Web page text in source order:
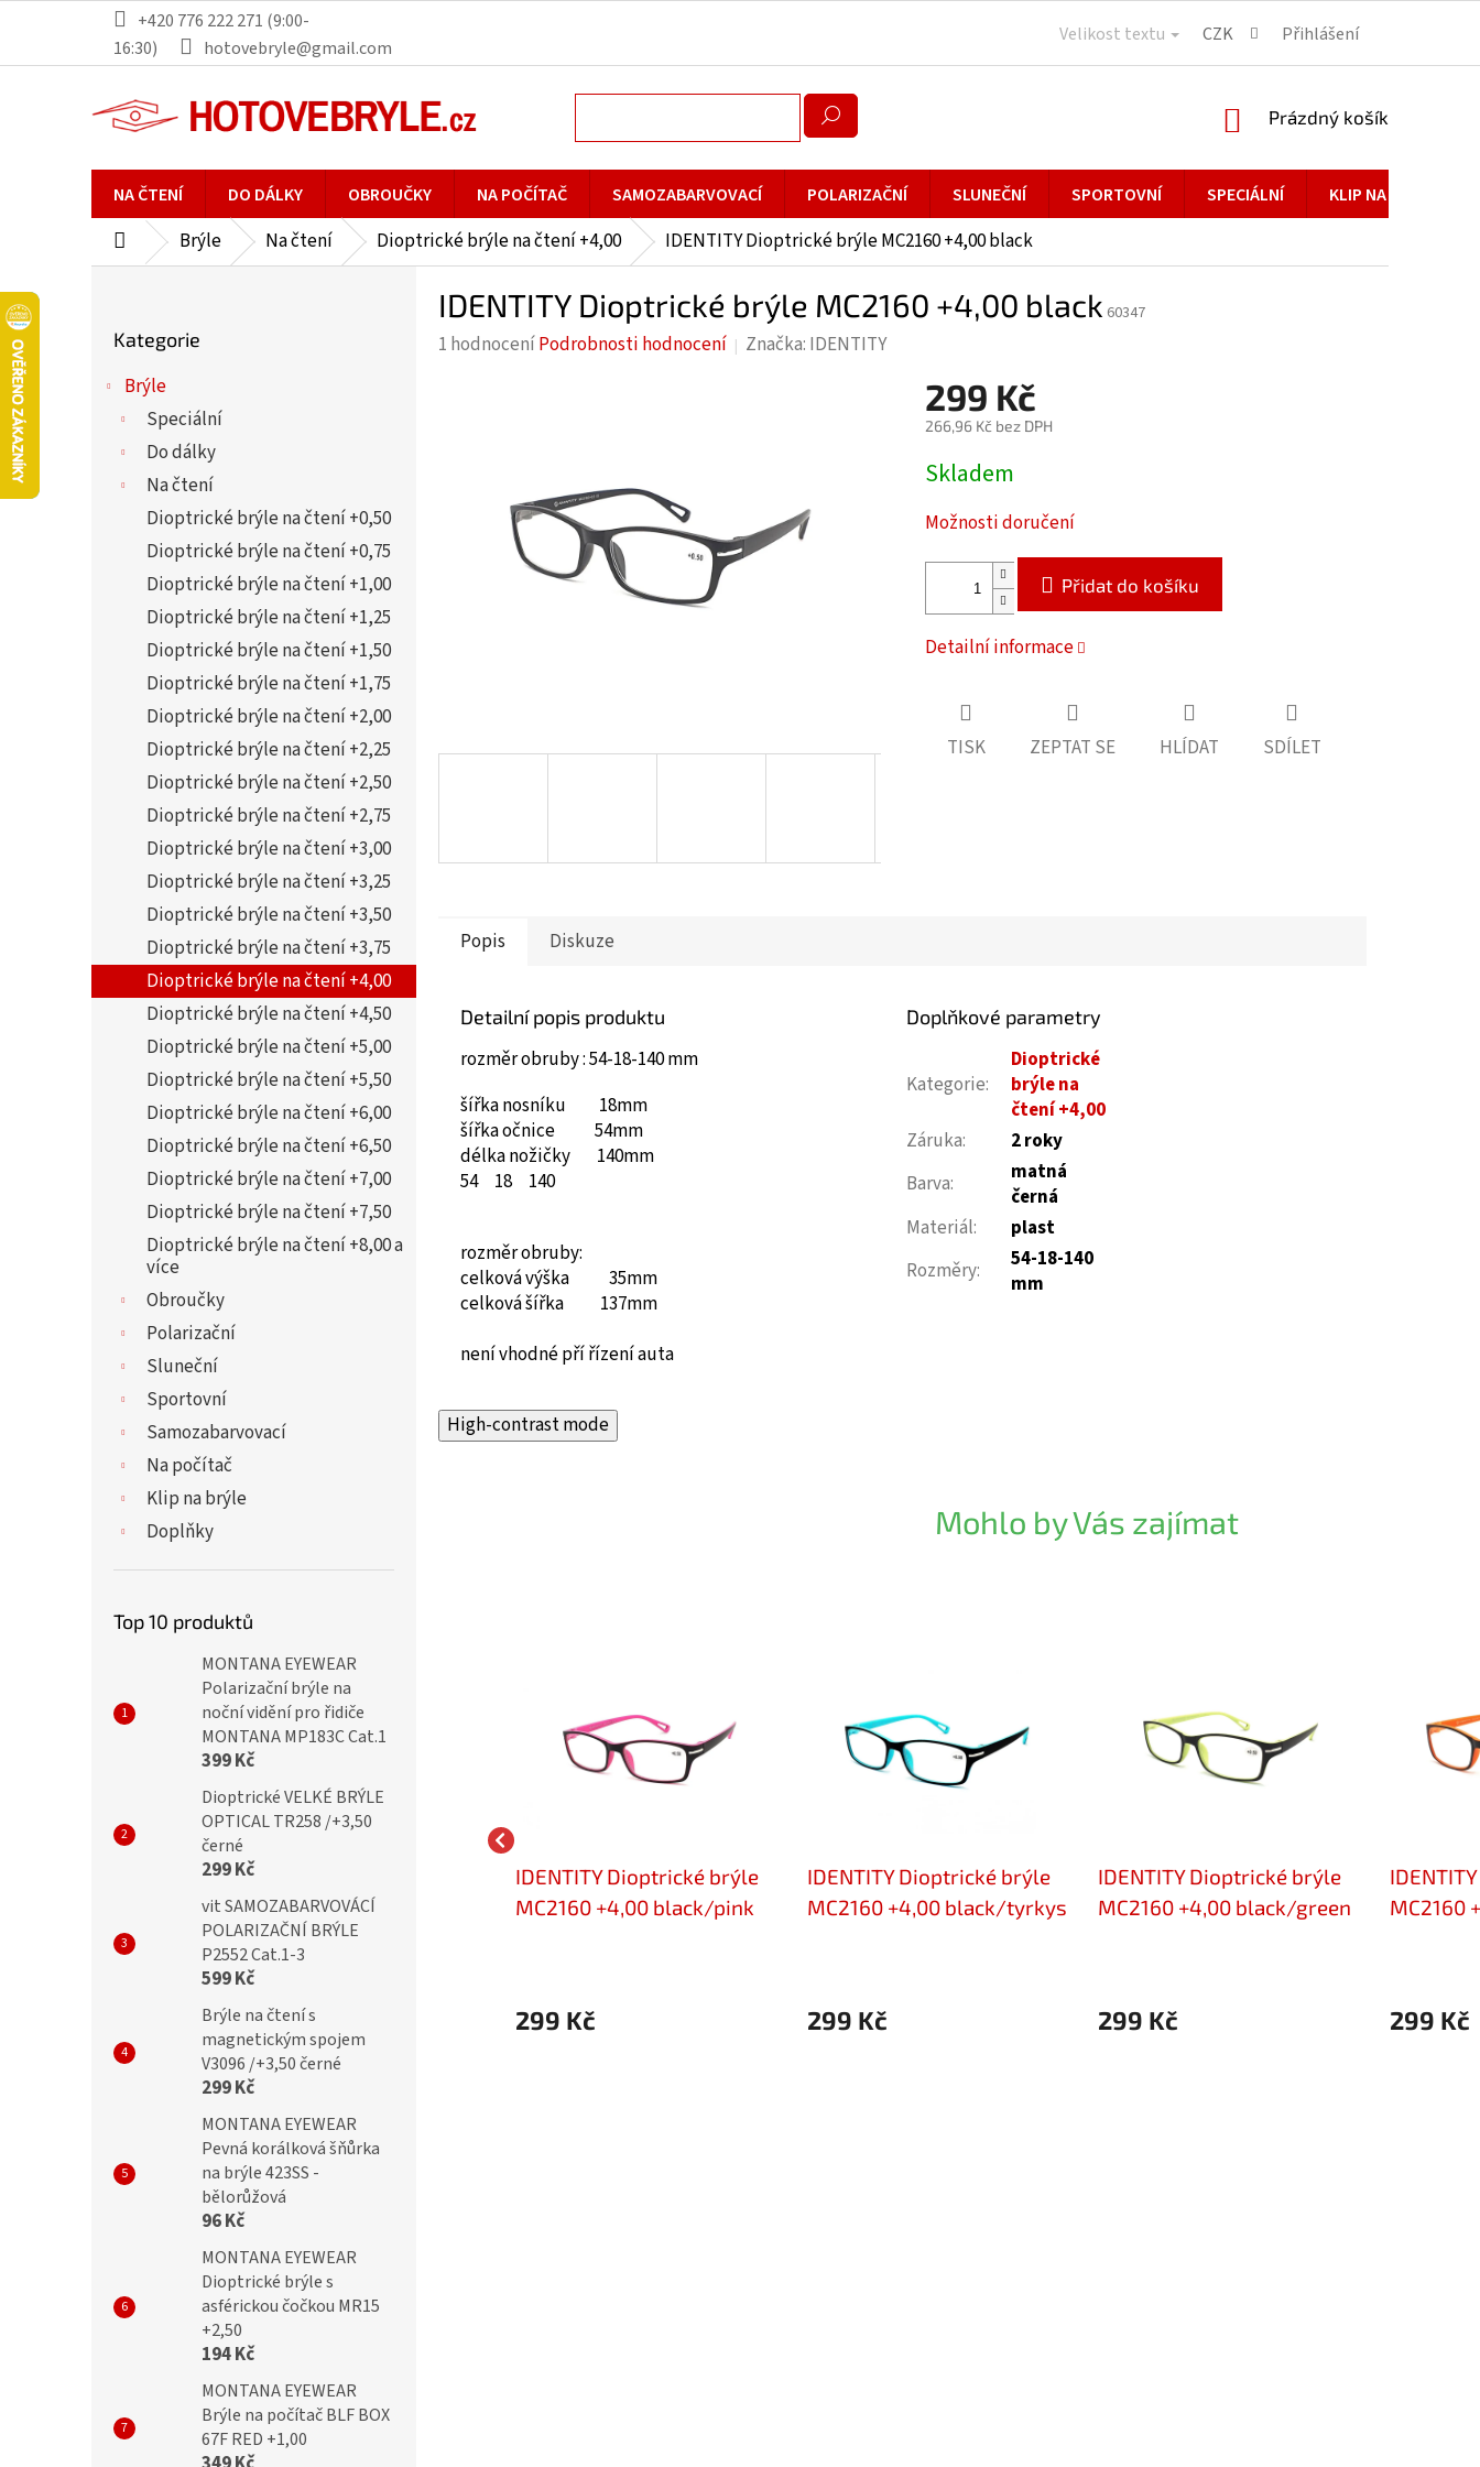
obsah
+420 776 222 271 (9:00-
16:30)
hotovebryle@gmail.com
Velikost textu CZK Přihlášení
NÁKUPNÍ
Prázdný košík
NA ČTENÍ DO DÁLKY OBROUČKY NA POČÍTAČ SAMOZABARVOVACÍ POLARIZAČNÍ SLUNEČNÍ SPORTOVNÍ SPECIÁLNÍ KLIP NA BRÝLE
DomůBrýle Na čtení Dioptrické brýle na čtení +4,00 IDENTITY Dioptrické brýle MC2160 +4,00 black
kategorie
Kategorie
Brýle
Speciální
Do dálky
Na čtení
Dioptrické brýle na čtení +0,50
Dioptrické brýle na čtení +0,75
Dioptrické brýle na čtení +1,00
Dioptrické brýle na čtení +1,25
Dioptrické brýle na čtení +1,50
Dioptrické brýle na čtení +1,75
Dioptrické brýle na čtení +2,00
Dioptrické brýle na čtení +2,25
Dioptrické brýle na čtení +2,50
Dioptrické brýle na čtení +2,75
Dioptrické brýle na čtení +3,00
Dioptrické brýle na čtení +3,25
Dioptrické brýle na čtení +3,50
Dioptrické brýle na čtení +3,75
Dioptrické brýle na čtení +4,00
Dioptrické brýle na čtení +4,50
Dioptrické brýle na čtení +5,00
Dioptrické brýle na čtení +5,50
Dioptrické brýle na čtení +6,00
Dioptrické brýle na čtení +6,50
Dioptrické brýle na čtení +7,00
Dioptrické brýle na čtení +7,50
Dioptrické brýle na čtení +8,00 a
více
Obroučky
Polarizační
Sluneční
Sportovní
Samozabarvovací
Na počítač
Klip na brýle
Doplňky
Top 10 produktů
MONTANA EYEWEAR
Polarizační brýle na
noční vidění pro řidiče
MONTANA MP183C Cat.1
399 Kč
Dioptrické VELKÉ BRÝLE
OPTICAL TR258 /+3,50
černé
299 Kč
vit SAMOZABARVOVÁCÍ
POLARIZAČNÍ BRÝLE
P2552 Cat.1-3
599 Kč
Brýle na čtení s
magnetickým spojem
V3096 /+3,50 černé
299 Kč
MONTANA EYEWEAR
Pevná korálková šňůrka
na brýle 423SS -
bělorůžová
96 Kč
MONTANA EYEWEAR
Dioptrické brýle s
asférickou čočkou MR15
+2,50
194 Kč
MONTANA EYEWEAR
Brýle na počítač BLF BOX
67F RED +1,00
IDENTITY Dioptrické brýle MC2160 +4,00 black 60347
Průměrné
hvězdiček.
1 hodnoceníPodrobnosti hodnocení Značka: IDENTITY
299 Kč
266,96 Kč bez DPH
Měrná
cena:
Skladem
Možnosti doručení
Přidat do košíku
Detailní informace
TISK ZEPTAT SE HLÍDAT SDÍLET
Popis Diskuze
Detailní popis produktu
rozměr obruby : 54-18-140 mm
šířka nosníku 18mm
šířka očnice 54mm
délka nožičky 140mm
54 18 140
rozměr obruby:
celková výška 35mm
celková šířka 137mm
není vhodné pří řízení auta
Doplňkové parametry
Kategorie:
Dioptrické
brýle na
čtení +4,00
Záruka:
2 roky
Barva:
matná
černá
Materiál:
plast
Rozměry:
54-18-140
mm
High-contrast mode
Mohlo by Vás zajímat
IDENTITY Dioptrické brýle
MC2240 +4,00 flex black
299 Kč
IDENTITY Dioptrické brýle
MC2160 +4,00 black/pink
299 Kč
IDENTITY Dioptrické brýle
MC2160 +4,00 black/tyrkys
299 Kč
IDENTITY Dioptrické brýle
MC2160 +4,00 black/green
299 Kč
MC2160
299 Kč